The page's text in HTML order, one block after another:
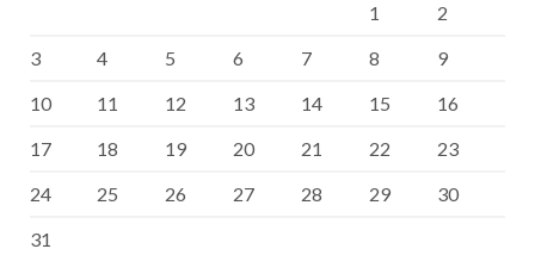
1
2
3
4 5 6 7 8
9
10
11 12 13 14 15
16
17
18 19 20 21 22
23
24
25 26 27 28 29
30
31